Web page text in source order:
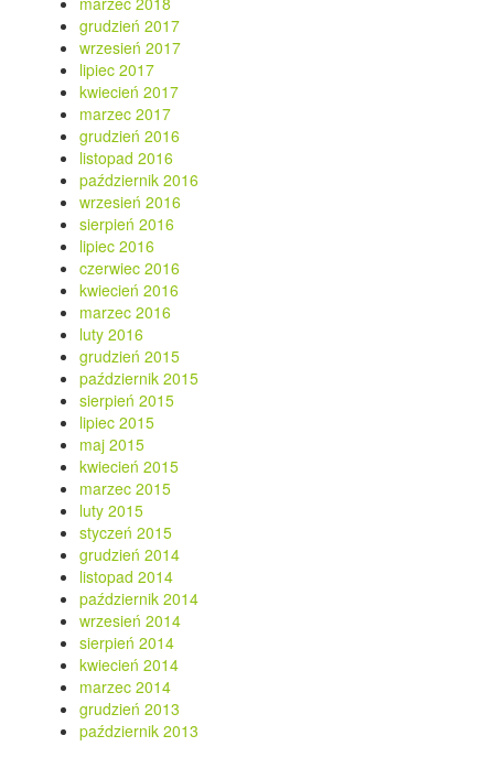
grudzień 2017
wrzesień 2017
lipiec 2017
kwiecień 2017
marzec 2017
grudzień 2016
listopad 2016
październik 2016
wrzesień 2016
sierpień 2016
lipiec 2016
czerwiec 2016
kwiecień 2016
marzec 2016
luty 2016
grudzień 2015
październik 2015
sierpień 2015
lipiec 2015
maj 2015
kwiecień 2015
marzec 2015
luty 2015
styczeń 2015
grudzień 2014
listopad 2014
październik 2014
wrzesień 2014
sierpień 2014
kwiecień 2014
marzec 2014
grudzień 2013
październik 2013